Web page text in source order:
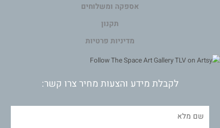
אספקה ומשלוחים
תקנון
מדיניות פרטיות
לקבלת מידע והצעות מחיר צרו קשר: